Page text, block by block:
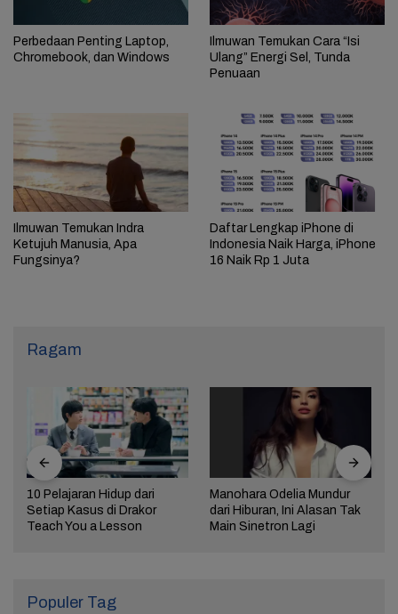
Perbedaan Penting Laptop,
Chromebook, dan Windows
Ilmuwan Temukan Cara “Isi
Ulang” Energi Sel, Tunda
Penuaan
Ilmuwan Temukan Indra
Ketujuh Manusia, Apa
Fungsinya?
Daftar Lengkap iPhone di
Indonesia Naik Harga, iPhone
16 Naik Rp 1 Juta
Ragam
10 Pelajaran Hidup dari
Setiap Kasus di Drakor
Teach You a Lesson
Manohara Odelia Mundur
dari Hiburan, Ini Alasan Tak
Main Sinetron Lagi
Populer Tag